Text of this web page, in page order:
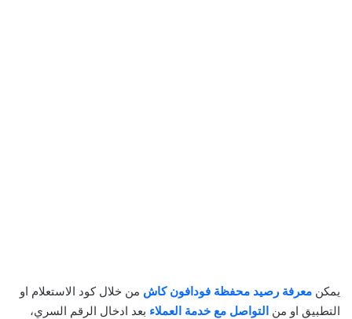
يمكن معرفة رصيد محفظة فودافون كاش من خلال كود الاستعلام او
التطبيق او من التواصل مع خدمة العملاء بعد ادخال الرقم السري،